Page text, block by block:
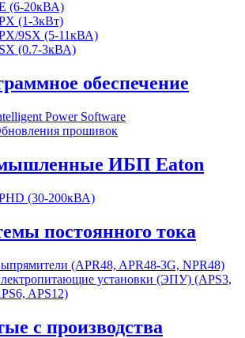
(6-20кВА)
(1-3кВт)
9SX (5-11кВА)
(0.7-3кВА)
обеспечение
Power Software
прошивок
ИБП Eaton
(30-200кВА)
постоянного тока
(APR48, APR48-3G, NPR48)
установки (ЭПУ) (APS3,
APS12)
с производства